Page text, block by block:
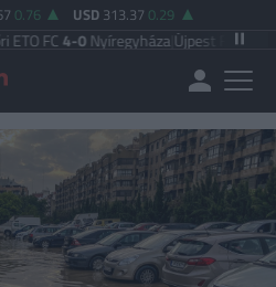
0.76 USD 313.37 0.29
Nyíregyháza |Újpest FC4-2Debreceni